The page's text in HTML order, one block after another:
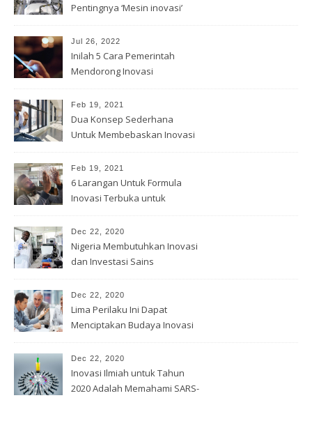
Pentingnya ‘Mesin inovasi’
Jul 26, 2022
Inilah 5 Cara Pemerintah
Mendorong Inovasi
Feb 19, 2021
Dua Konsep Sederhana
Untuk Membebaskan Inovasi
Feb 19, 2021
6 Larangan Untuk Formula
Inovasi Terbuka untuk
Dec 22, 2020
Nigeria Membutuhkan Inovasi
dan Investasi Sains
Dec 22, 2020
Lima Perilaku Ini Dapat
Menciptakan Budaya Inovasi
Dec 22, 2020
Inovasi Ilmiah untuk Tahun
2020 Adalah Memahami SARS-